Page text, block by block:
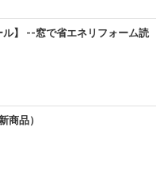
ル】 --窓で省エネリフォーム読
商品）